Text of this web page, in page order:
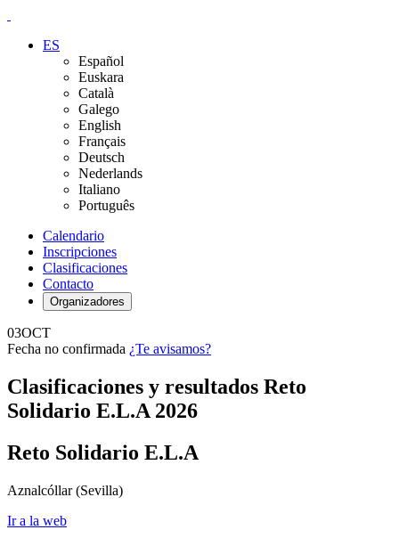
ES
Español
Euskara
Català
Galego
English
Français
Deutsch
Nederlands
Italiano
Português
Calendario
Inscripciones
Clasificaciones
Contacto
Organizadores
03OCT
Fecha no confirmada ¿Te avisamos?
Clasificaciones y resultados Reto
Solidario E.L.A 2026
Reto Solidario E.L.A
Aznalcóllar(Sevilla)
Ir a la web